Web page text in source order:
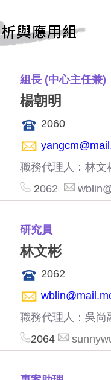
組長 (中心主任兼)
楊朝明
2060
職務代理人：林文
2062
研究員
林文彬
2062
職務代理人：吳尚
2064